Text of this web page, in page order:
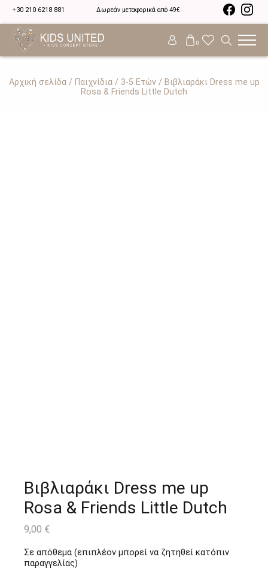
+30 210 6218 881 Δωρεάν μεταφορικά από 49€
0
Αρχική σελίδα/ Παιχνίδια/ 3-5 Ετών/ Βιβλιαράκι Dress me up
Rosa & Friends Little Dutch
Βιβλιαράκι Dress me up
Rosa & Friends Little Dutch
9,00 €
Σε απόθεμα (επιπλέον μπορεί να ζητηθεί κατόπιν
παραγγελίας)